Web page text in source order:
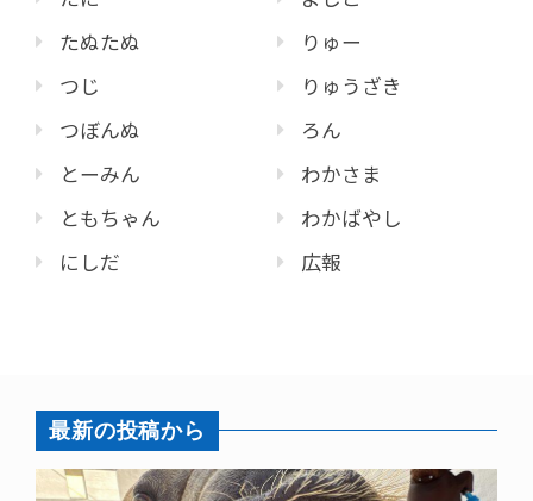
たぬたぬ
つじ
つぼんぬ
とーみん
ともちゃん
にしだ
りゅー
りゅうざき
ろん
わかさま
わかばやし
広報
最新の投稿から